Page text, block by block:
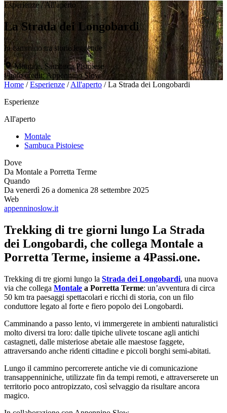
Esperienze /All'aperto
La Strada dei Longobardi
In cammino tra storie leggende
Montale, Sambuca Pistoiese
Photo credit: Appennino Slow
Home /Esperienze /All'aperto /La Strada dei Longobardi
Esperienze
All'aperto
Montale
Sambuca Pistoiese
Dove
Da Montale a Porretta Terme
Quando
Da venerdì 26 a domenica 28 settembre 2025
Web
appenninoslow.it
Trekking di tre giorni lungo La Strada
dei Longobardi, che collega Montale a
Porretta Terme, insieme a 4Passi.one.
Trekking di tre giorni lungo la Strada dei Longobardi, una nuova
via che collega Montale a Porretta Terme: un’avventura di circa
50 km tra paesaggi spettacolari e ricchi di storia, con un filo
conduttore legato al forte e fiero popolo dei Longobardi.
Camminando a passo lento, vi immergerete in ambienti naturalistici
molto diversi tra loro: dalle tipiche ulivete toscane agli antichi
castagneti, dalle misteriose abetaie alle maestose faggete,
attraversando anche ridenti cittadine e piccoli borghi semi-abitati.
Lungo il cammino percorrerete antiche vie di comunicazione
transappenniniche, utilizzate fin da tempi remoti, e attraverserete un
territorio poco antropizzato, così selvaggio da risultare ancora
magico.